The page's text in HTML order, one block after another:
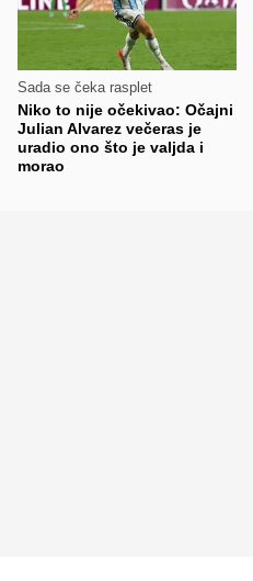
Sada se čeka rasplet
Niko to nije očekivao: Očajni
Julian Alvarez večeras je
uradio ono što je valjda i
morao